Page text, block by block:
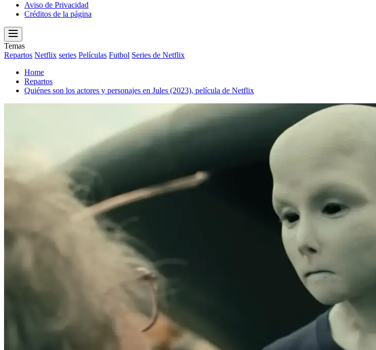
Aviso de Privacidad
Créditos de la página
Menu
Temas
Repartos Netflix series Películas Futbol Series de Netflix
Home
Repartos
Quiénes son los actores y personajes en Jules (2023), película de Netflix